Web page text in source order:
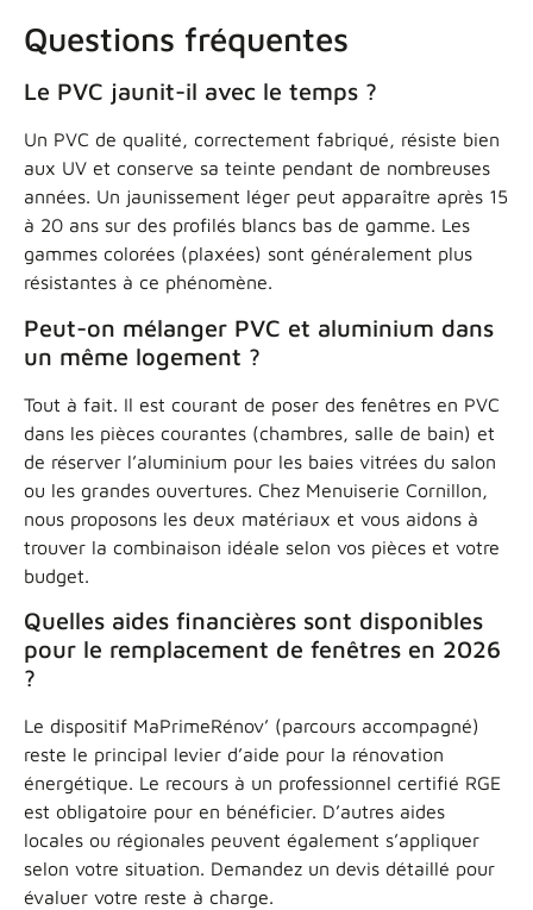
Questions fréquentes
Le PVC jaunit-il avec le temps ?
Un PVC de qualité, correctement fabriqué, résiste bien
aux UV et conserve sa teinte pendant de nombreuses
années. Un jaunissement léger peut apparaître après 15
à 20 ans sur des profilés blancs bas de gamme. Les
gammes colorées (plaxées) sont généralement plus
résistantes à ce phénomène.
Peut-on mélanger PVC et aluminium dans
un même logement ?
Tout à fait. Il est courant de poser des fenêtres en PVC
dans les pièces courantes (chambres, salle de bain) et
de réserver l’aluminium pour les baies vitrées du salon
ou les grandes ouvertures. Chez Menuiserie Cornillon,
nous proposons les deux matériaux et vous aidons à
trouver la combinaison idéale selon vos pièces et votre
budget.
Quelles aides financières sont disponibles
pour le remplacement de fenêtres en 2026
?
Le dispositif MaPrimeRénov’ (parcours accompagné)
reste le principal levier d’aide pour la rénovation
énergétique. Le recours à un professionnel certifié RGE
est obligatoire pour en bénéficier. D’autres aides
locales ou régionales peuvent également s’appliquer
selon votre situation. Demandez un devis détaillé pour
évaluer votre reste à charge.